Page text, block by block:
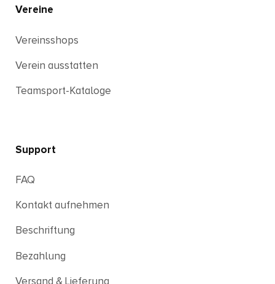
Vereine
Vereinsshops
Verein ausstatten
Teamsport-Kataloge
Support
FAQ
Kontakt aufnehmen
Beschriftung
Bezahlung
Versand & Lieferung